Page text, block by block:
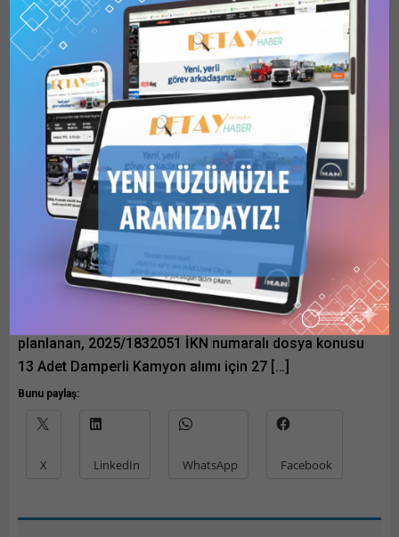
Anasayfa
Flaş Haber
BELKA A.Ş, 13 Adet Damperli Kamyon İhalesini Yaptı
BELKA A.Ş, 13 Adet
Damperli Kamyon İhalesini
Yaptı
Ankara Büyükşehir Belediyesi’ne bağlı BELKA A.Ş
tarafından KİK 3/g kapsamında temin edilmesi
planlanan, 2025/1832051 İKN numaralı dosya konusu
13 Adet Damperli Kamyon alımı için 27 […]
Bunu paylaş:
X LinkedIn WhatsApp Facebook